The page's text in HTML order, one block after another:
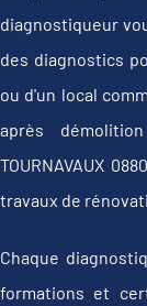
diagnostiqueur
des diagnostics
ou d'un local
après
TOURNAVAUX
travaux de
Chaque
formations et